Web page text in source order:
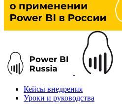
Кейсы внедрения
Уроки и руководства